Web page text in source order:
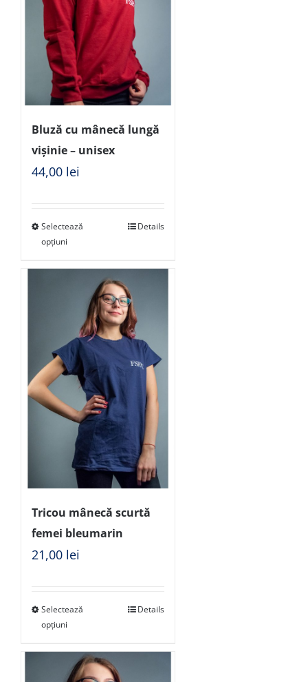
Bluză cu mânecă lungă
vișinie – unisex
44,00 lei
Selectează
opțiuni
Details
Tricou mânecă scurtă
femei bleumarin
21,00 lei
Selectează
opțiuni
Details